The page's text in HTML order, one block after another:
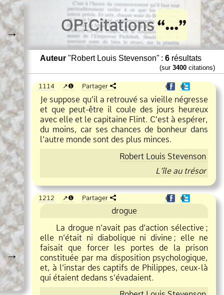
→
→
OPiCitations
Auteur "Robert Louis Stevenson" : 6 résultats
(sur 3400 citations)
1114 ❶ Partager ❶ ❶
Je suppose qu’il a retrouvé sa vieille négresse
et que peut être il coule des jours heureux
avec elle et le capitaine Flint. C’est à espérer,
du moins, car ses chances de bonheur dans
l’autre monde sont des plus minces.
Robert Louis Stevenson
L’île au trésor
1212 ❶ Partager ❶ ❶
drogue
La drogue n’avait pas d’action sélective ;
elle n’était ni diabolique ni divine ; elle ne
faisait que forcer les portes de la prison
constituée par ma disposition psychologique,
et, à l’instar des captifs de Philippes, ceux là
qui étaient dedans s’évadaient.